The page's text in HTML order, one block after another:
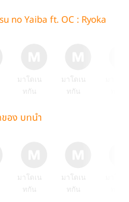
no Yaiba ft. OC : Ryoka
มาโดเน
ทกัน
มาโดเน
ทกัน
อง บทนำ
มาโดเน
ทกัน
มาโดเน
ทกัน